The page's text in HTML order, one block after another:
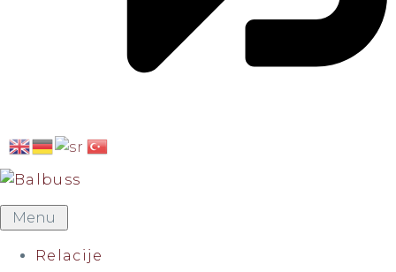
Menu
Relacije